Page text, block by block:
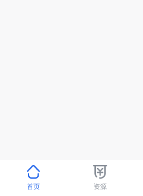
首页 资源